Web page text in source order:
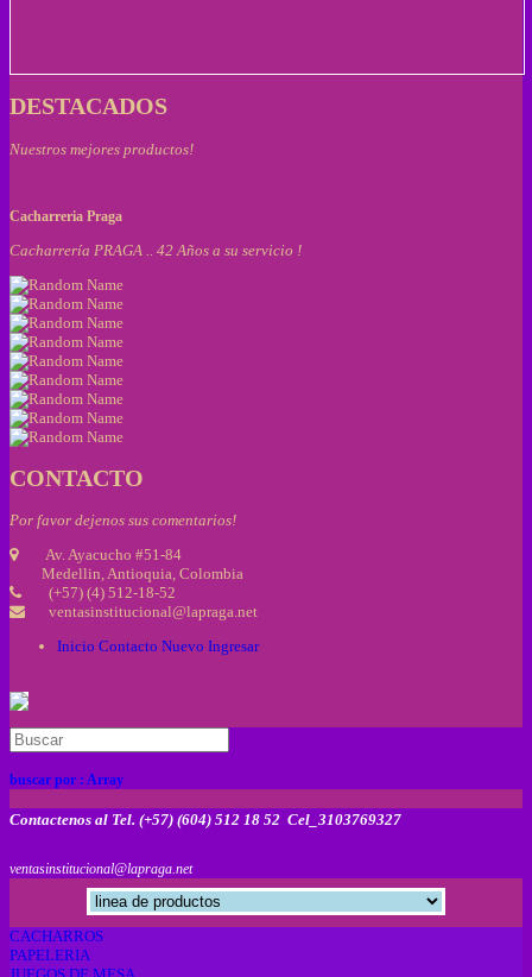
DESTACADOS
Nuestros mejores productos!
Cacharreria Praga
Cacharrería PRAGA .. 42 Años a su servicio !
CONTACTO
Por favor dejenos sus comentarios!
Av. Ayacucho #51-84
Medellin, Antioquia, Colombia
(+57) (4) 512-18-52
ventasinstitucional@lapraga.net
Inicio Contacto Nuevo Ingresar
buscar por : Array
Contactenos al Tel. (+57) (604) 512 18 52 Cel_3103769327
ventasinstitucional@lapraga.net
CACHARROS
PAPELERIA